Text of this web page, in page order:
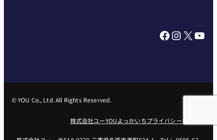
Facebook InstagramX YouTube
© YOU Co., Ltd. All Rights Reserved.
株式会社ユーYOUよっかいちプライバシーポリシー